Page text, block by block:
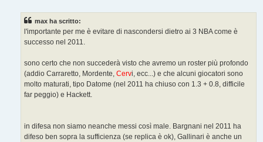
max ha scritto:
l'importante per me è evitare di nascondersi dietro ai 3 NBA come è
successo nel 2011.
sono certo che non succederà visto che avremo un roster più profondo
(addio Carraretto, Mordente, Cervi, ecc...) e che alcuni giocatori sono
molto maturati, tipo Datome (nel 2011 ha chiuso con 1.3 + 0.8, difficile
far peggio) e Hackett.
in difesa non siamo neanche messi così male. Bargnani nel 2011 ha
difeso ben sopra la sufficienza (se replica è ok), Gallinari è anche un